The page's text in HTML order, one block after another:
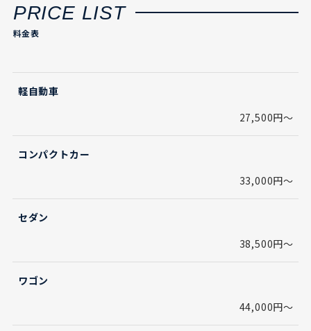
料金表
PRICE LIST
軽自動車
27,500円～
コンパクトカー
33,000円～
セダン
38,500円～
ワゴン
44,000円～